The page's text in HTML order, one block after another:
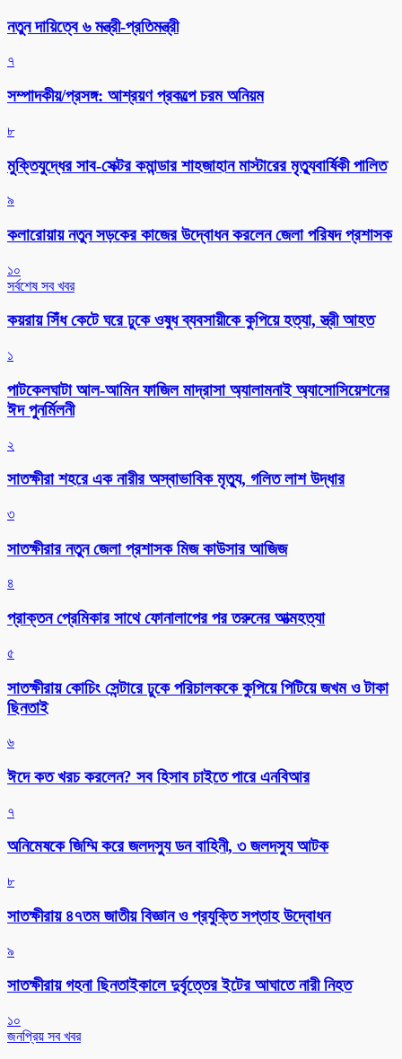
নতুন দায়িত্বে ৬ মন্ত্রী-প্রতিমন্ত্রী
৭
সম্পাদকীয়/প্রসঙ্গ: আশ্রয়ণ প্রকল্পে চরম অনিয়ম
৮
মুক্তিযুদ্ধের সাব-সেক্টর কমান্ডার শাহজাহান মাস্টারের মৃত্যুবার্ষিকী পালিত
৯
কলারোয়ায় নতুন সড়কের কাজের উদ্বোধন করলেন জেলা পরিষদ প্রশাসক
১০
সর্বশেষ সব খবর
কয়রায় সিঁধ কেটে ঘরে ঢুকে ওষুধ ব্যবসায়ীকে কুপিয়ে হত্যা, স্ত্রী আহত
১
পাটকেলঘাটা আল-আমিন ফাজিল মাদ্রাসা অ্যালামনাই অ্যাসোসিয়েশনের
ঈদ পুনর্মিলনী
২
সাতক্ষীরা শহরে এক নারীর অস্বাভাবিক মৃত্যু, গলিত লাশ উদ্ধার
৩
সাতক্ষীরার নতুন জেলা প্রশাসক মিজ কাউসার আজিজ
৪
প্রাক্তন প্রেমিকার সাথে ফোনালাপের পর তরুনের আত্মহত্যা
৫
সাতক্ষীরায় কোচিং সেন্টারে ঢুকে পরিচালককে কুপিয়ে পিটিয়ে জখম ও টাকা
ছিনতাই
৬
ঈদে কত খরচ করলেন? সব হিসাব চাইতে পারে এনবিআর
৭
অনিমেষকে জিম্মি করে জলদস্যু ডন বাহিনী, ৩ জলদস্যু আটক
৮
সাতক্ষীরায় ৪৭তম জাতীয় বিজ্ঞান ও প্রযুক্তি সপ্তাহ উদ্বোধন
৯
সাতক্ষীরায় গহনা ছিনতাইকালে দুর্বৃত্তের ইটের আঘাতে নারী নিহত
১০
জনপ্রিয় সব খবর